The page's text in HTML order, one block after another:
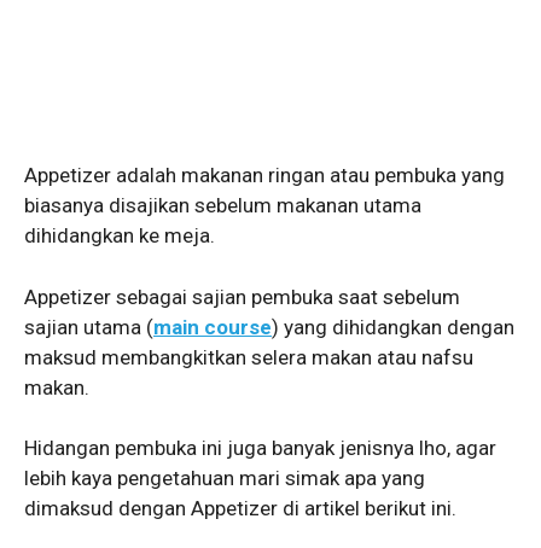
Appetizer adalah makanan ringan atau pembuka yang
biasanya disajikan sebelum makanan utama
dihidangkan ke meja.
Appetizer sebagai sajian pembuka saat sebelum
sajian utama (main course) yang dihidangkan dengan
maksud membangkitkan selera makan atau nafsu
makan.
Hidangan pembuka ini juga banyak jenisnya lho, agar
lebih kaya pengetahuan mari simak apa yang
dimaksud dengan Appetizer di artikel berikut ini.